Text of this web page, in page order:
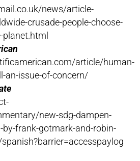
news/article-
crusade-people-choose-
article/human-
an-issue-of-concern/
new-sdg-dampen-
frank-gotmark-and-robin-